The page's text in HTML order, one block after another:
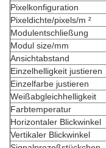
Pixelkonfiguration
Pixeldichte/pixels/m ²
Modulentschließung
Modul size/mm
Ansichtabstand
Einzelhelligkeit justieren
Einzelfarbe justieren
Weißabgleichhelligkeit
Farbtemperatur
Horizontaler Blickwinkel
Vertikaler Blickwinkel